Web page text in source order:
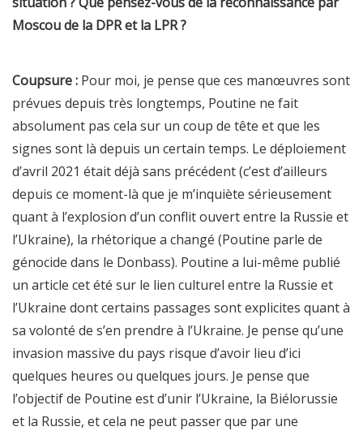
Moscou de la DPR et la LPR ?
Coupsure : Pour moi, je pense que ces manœuvres sont
prévues depuis très longtemps, Poutine ne fait
absolument pas cela sur un coup de tête et que les
signes sont là depuis un certain temps. Le déploiement
d’avril 2021 était déjà sans précédent (c’est d’ailleurs
depuis ce moment-là que je m’inquiète sérieusement
quant à l’explosion d’un conflit ouvert entre la Russie et
l’Ukraine), la rhétorique a changé (Poutine parle de
génocide dans le Donbass). Poutine a lui-même publié
un article cet été sur le lien culturel entre la Russie et
l’Ukraine dont certains passages sont explicites quant à
sa volonté de s’en prendre à l’Ukraine. Je pense qu’une
invasion massive du pays risque d’avoir lieu d’ici
quelques heures ou quelques jours. Je pense que
l’objectif de Poutine est d’unir l’Ukraine, la Biélorussie
et la Russie, et cela ne peut passer que par une